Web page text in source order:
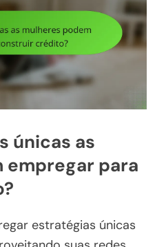
únicas as
empregar para
estratégias únicas